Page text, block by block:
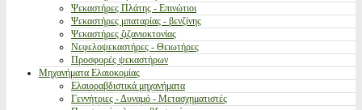
Ψεκαστήρες Πλάτης - Επινώτιοι
Ψεκαστήρες μπαταρίας - βενζίνης
Ψεκαστήρες ζιζανιοκτονίας
Νεφελοψεκαστήρες - Θειωτήρες
Προσφορές ψεκαστήρων
Μηχανήματα Ελαιοκομίας
Ελαιοραβδιστικά μηχανήματα
Γεννήτριες - Δυναμό - Μετασχηματιστές